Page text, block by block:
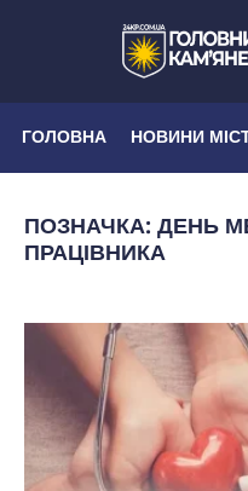
ГОЛОВНА НОВИНИ
ПОЗНАЧКА: ДЕНЬ
ПРАЦІВНИКА